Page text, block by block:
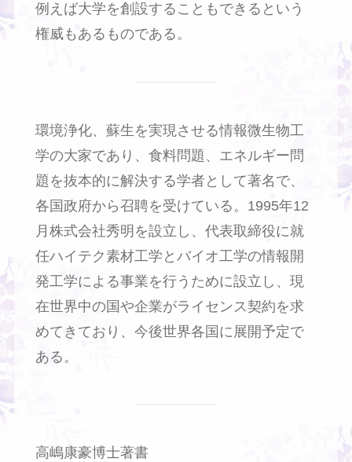
例えば大学を創設することもできるという
権威もあるものである。
環境浄化、蘇生を実現させる情報微生物工
学の大家であり、食料問題、エネルギー問
題を抜本的に解決する学者として著名で、
各国政府から召聘を受けている。1995年12
月株式会社秀明を設立し、代表取締役に就
任ハイテク素材工学とバイオ工学の情報開
発工学による事業を行うために設立し、現
在世界中の国や企業がライセンス契約を求
めてきており、今後世界各国に展開予定で
ある。
高嶋康豪博士著書